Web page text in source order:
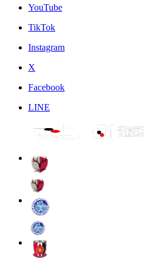
YouTube
TikTok
Instagram
X
Facebook
LINE